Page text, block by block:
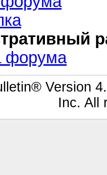
форума
Version
Inc. All